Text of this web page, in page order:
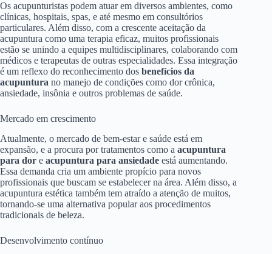
Os acupunturistas podem atuar em diversos ambientes, como
clínicas, hospitais, spas, e até mesmo em consultórios
particulares. Além disso, com a crescente aceitação da
acupuntura como uma terapia eficaz, muitos profissionais
estão se unindo a equipes multidisciplinares, colaborando com
médicos e terapeutas de outras especialidades. Essa integração
é um reflexo do reconhecimento dos benefícios da
acupuntura no manejo de condições como dor crônica,
ansiedade, insônia e outros problemas de saúde.
Mercado em crescimento
Atualmente, o mercado de bem-estar e saúde está em
expansão, e a procura por tratamentos como a acupuntura
para dor e acupuntura para ansiedade está aumentando.
Essa demanda cria um ambiente propício para novos
profissionais que buscam se estabelecer na área. Além disso, a
acupuntura estética também tem atraído a atenção de muitos,
tornando-se uma alternativa popular aos procedimentos
tradicionais de beleza.
Desenvolvimento contínuo